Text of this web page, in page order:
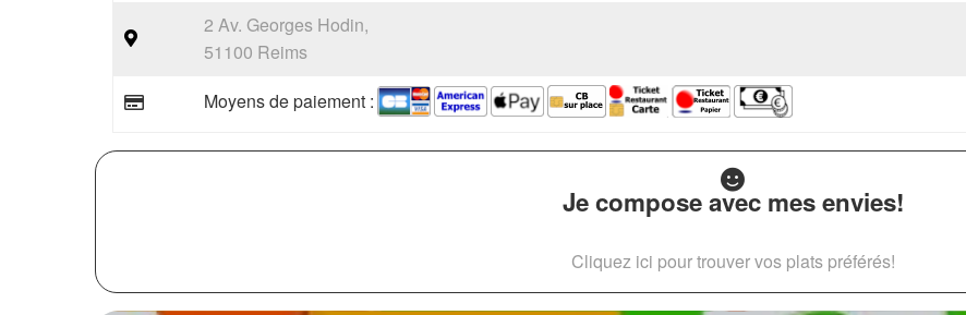
2 Av. Georges Hodin,
51100 Reims
Moyens de paiement :
Je compose avec mes envies!
Cliquez ici pour trouver vos plats préférés!